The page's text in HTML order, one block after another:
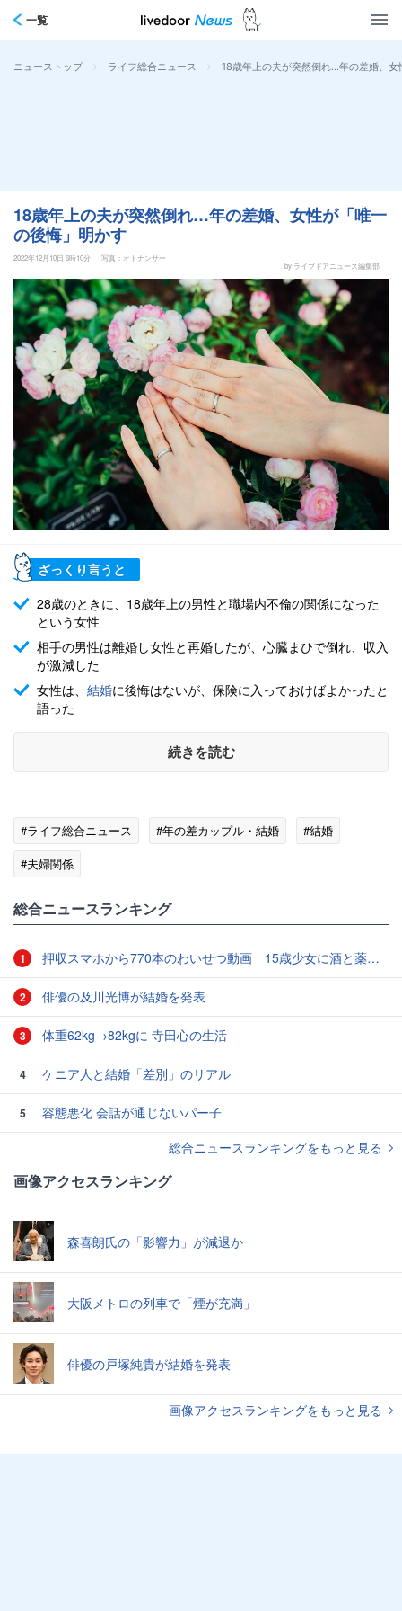
一覧
ニューストップ > ライフ総合ニュース > 18歳年上の夫が突然倒れ…年の差婚、
18歳年上の夫が突然倒れ…年の差婚、女性が「唯一
の後悔」明かす
2022年12月10日 6時10分
写真：オトナンサー
by ライブドアニュース編集部
ざっくり言うと
28歳のときに、18歳年上の男性と職場内不倫の関係になった
という女性
相手の男性は離婚し女性と再婚したが、心臓まひで倒れ、収入
が激減した
女性は、 結婚に後悔はないが、保険に入っておけばよかったと
語った
続きを読む
#ライフ総合ニュース #年の差カップル・結婚
#結婚
#夫婦関係
総合ニュースランキング
1 押収スマホから770本のわいせつ動画 15歳少女に酒と薬飲ませ性的暴行か 54歳男を再逮捕 「薬もありますよ」とSNSで誘い出し
2 俳優の及川光博が結婚を発表
3 体重62kg→82kgに 寺田心の生活
4 ケニア人と結婚「差別」のリアル
5
容態悪化 会話が通じないパー子
総合ニュースランキングをもっと見る
画像アクセスランキング
森喜朗氏の「影響力」が減退か
大阪メトロの列車で「煙が充満」
俳優の戸塚純貴が結婚を発表
画像アクセスランキングをもっと見る